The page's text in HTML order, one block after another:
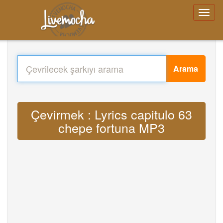
Arama
Çevirmek : Lyrics capitulo 63
chepe fortuna MP3